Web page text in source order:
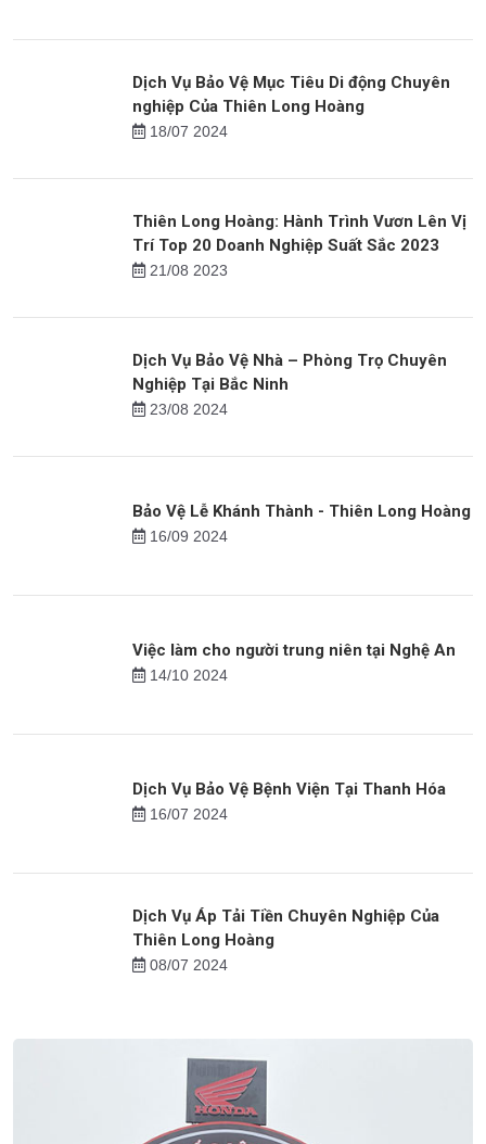
Tin mới
Dịch Vụ Bảo Vệ Khẩn Cấp của Thiên Long
Hoàng
Dịch Vụ Bảo Vệ Mục Tiêu Di động Chuyên
nghiệp Của Thiên Long Hoàng
Thiên Long Hoàng: Hành Trình Vươn Lên Vị
Trí Top 20 Doanh Nghiệp Suất Sắc 2023
Dịch Vụ Bảo Vệ Nhà – Phòng Trọ Chuyên
Nghiệp Tại Bắc Ninh
Bảo Vệ Lễ Khánh Thành - Thiên Long Hoàng
Việc làm cho người trung niên tại Nghệ An
Dịch Vụ Bảo Vệ Bệnh Viện Tại Thanh Hóa
16/07 2024
Dịch Vụ Áp Tải Tiền Chuyên Nghiệp Của
Thiên Long Hoàng
08/07 2024